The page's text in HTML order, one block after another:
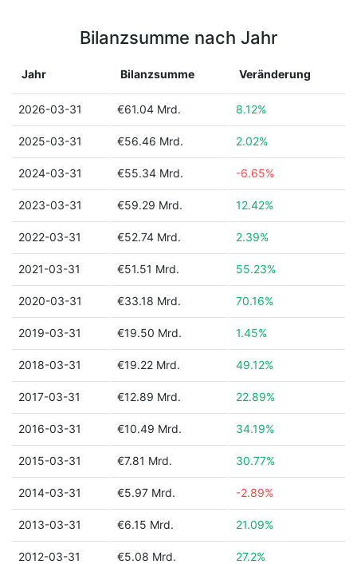
Bilanzsumme nach Jahr
Jahr Bilanzsumme Veränderung
2026-03-31 €61.04 Mrd. 8.12%
2025-03-31 €56.46 Mrd. 2.02%
2024-03-31 €55.34 Mrd. -6.65%
2023-03-31 €59.29 Mrd. 12.42%
2022-03-31 €52.74 Mrd. 2.39%
2021-03-31 €51.51 Mrd. 55.23%
2020-03-31 €33.18 Mrd. 70.16%
2019-03-31 €19.50 Mrd. 1.45%
2018-03-31 €19.22 Mrd. 49.12%
2017-03-31 €12.89 Mrd. 22.89%
2016-03-31 €10.49 Mrd. 34.19%
2015-03-31 €7.81 Mrd. 30.77%
2014-03-31 €5.97 Mrd. -2.89%
2013-03-31 €6.15 Mrd. 21.09%
2012-03-31 €5.08 Mrd. 27.2%